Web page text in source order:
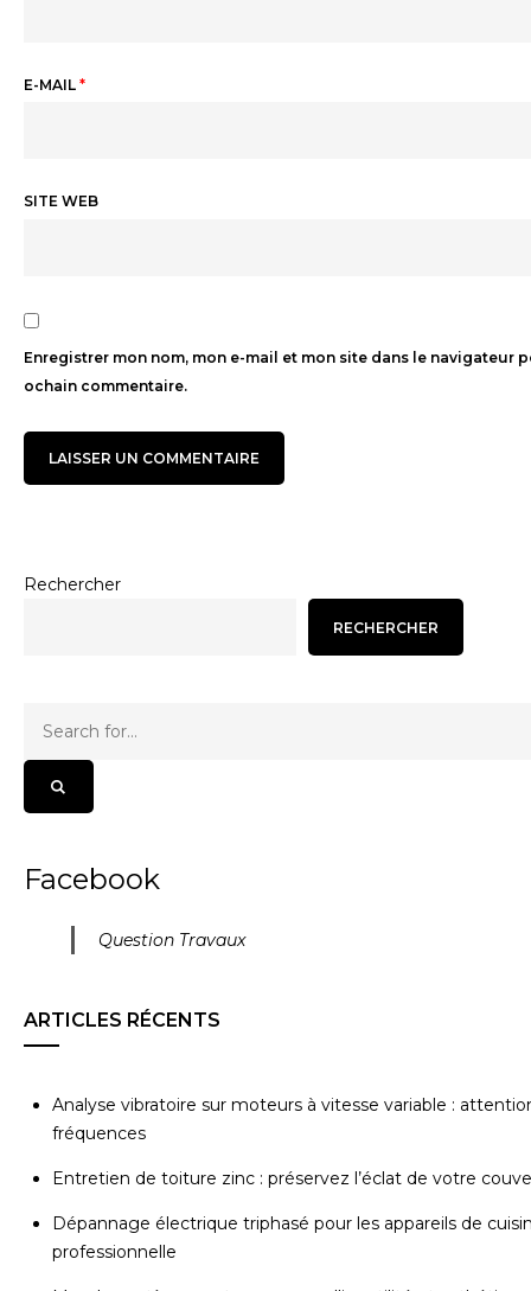
E-MAIL *
SITE WEB
Enregistrer mon nom, mon e-mail et mon site dans le navigateur
ochain commentaire.
Rechercher
RECHERCHER
Facebook
Question Travaux
ARTICLES RÉCENTS
Analyse vibratoire sur moteurs à vitesse variable :
fréquences
Entretien de toiture zinc : préservez l’éclat de votre
Dépannage électrique triphasé pour les appareils de
professionnelle